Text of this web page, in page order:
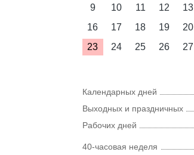
9
10 11 12 13
16
17 18 19 20
23
24 25 26 27
Календарных дней
Выходных и праздничных
Рабочих дней
40-часовая неделя